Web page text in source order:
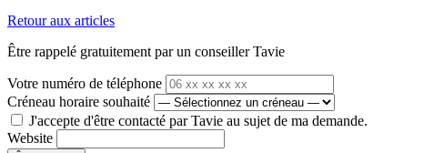
Retour aux articles
Être rappelé gratuitement par un conseiller Tavie
Votre numéro de téléphone
Créneau horaire souhaité
J'accepte d'être contacté par Tavie au sujet de ma demande.
Website